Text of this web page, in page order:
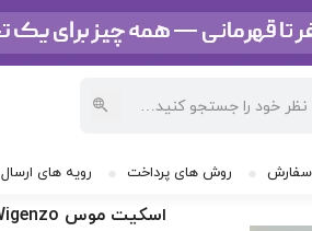
روش های پرداخت رویه های ارسال / اسکیت موس Glass DIY Universal Dot Wigenzo
اسکیت موس Glass DIY Universal Dot Wigenzo